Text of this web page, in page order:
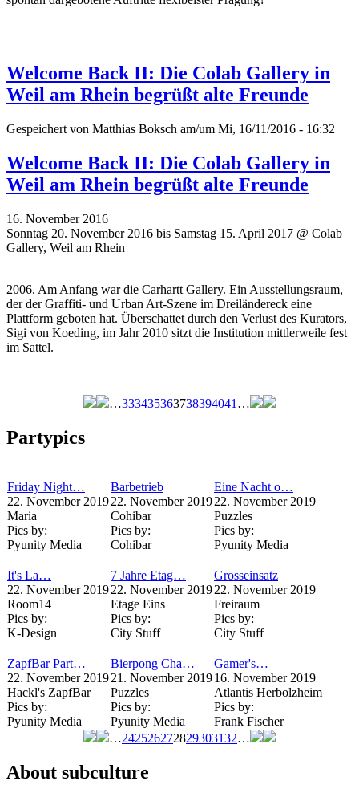
Welcome Back II: Die Colab Gallery in
Weil am Rhein begrüßt alte Freunde
Gespeichert von Matthias Boksch am/um Mi, 16/11/2016 - 16:32
Welcome Back II: Die Colab Gallery in
Weil am Rhein begrüßt alte Freunde
16. November 2016
Sonntag 20. November 2016 bis Samstag 15. April 2017 @ Colab
Gallery, Weil am Rhein
2006. Am Anfang war die Carhartt Gallery. Ein Ausstellungsraum,
der der Graffiti- und Urban Art-Szene im Dreiländereck eine
Plattform geboten hat. Überschattet durch den Verlust des Kurators,
Sigi von Koeding, im Jahr 2010 sitzt die Institution mittlerweile fest
im Sattel.
…333435363738394041 …
Partypics
Friday Night…
22. November 2019
Maria
Pics by:
Pyunity Media
Barbetrieb
22. November 2019
Cohibar
Pics by:
Cohibar
Eine Nacht o…
22. November 2019
Puzzles
Pics by:
Pyunity Media
It's La…
22. November 2019
Room14
Pics by:
K-Design
7 Jahre Etag…
22. November 2019
Etage Eins
Pics by:
City Stuff
Grosseinsatz
22. November 2019
Freiraum
Pics by:
City Stuff
ZapfBar Part…
22. November 2019
Hackl's ZapfBar
Pics by:
Pyunity Media
Bierpong Cha…
21. November 2019
Puzzles
Pics by:
Pyunity Media
Gamer's…
16. November 2019
Atlantis Herbolzheim
Pics by:
Frank Fischer
…242526272829303132…
About subculture